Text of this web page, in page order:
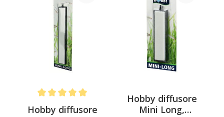
Average rating of 5 out of 5 stars
Hobby diffusore
Hobby diffusore
Mini Long,